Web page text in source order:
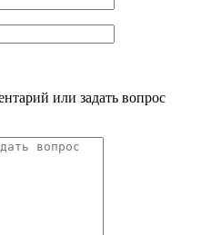
или задать вопрос